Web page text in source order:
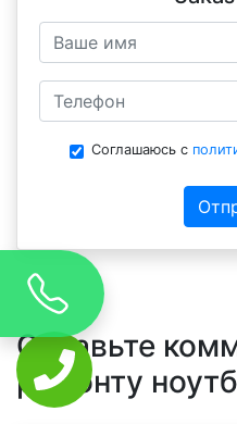
Соглашаюсь с
Оставьте
ремонту